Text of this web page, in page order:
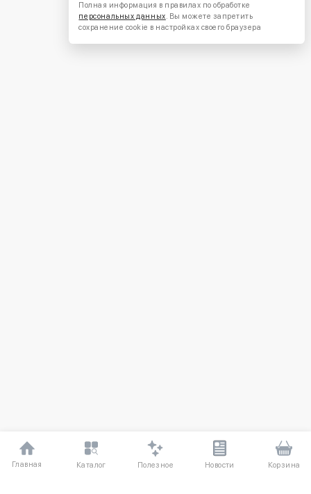
Главная Каталог Полезное Новости Корзина
Полная информация в правилах по обработке
персональных данных. Вы можете запретить
сохранение cookie в настройках своего браузера